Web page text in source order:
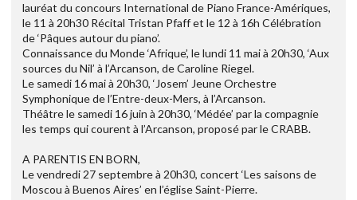
lauréat du concours International de Piano France-Amériques,
le 11 à 20h30 Récital Tristan Pfaff et le 12 à 16h Célébration
de ‘Pâques autour du piano’.
Connaissance du Monde ‘Afrique’, le lundi 11 mai à 20h30, ‘Aux
sources du Nil’ à l’Arcanson, de Caroline Riegel.
Le samedi 16 mai à 20h30, ‘Josem’ Jeune Orchestre
Symphonique de l’Entre-deux-Mers, à l’Arcanson.
Théâtre le samedi 16 juin à 20h30, ‘Médée’ par la compagnie
les temps qui courent à l’Arcanson, proposé par le CRABB.
A PARENTIS EN BORN,
Le vendredi 27 septembre à 20h30, concert ‘Les saisons de
Moscou à Buenos Aires’ en l’église Saint-Pierre.